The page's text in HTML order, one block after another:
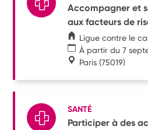
Accompagner et
aux facteurs de
Ligue contre le
À partir du 7
Paris (75019)
SANTÉ
Participer à des